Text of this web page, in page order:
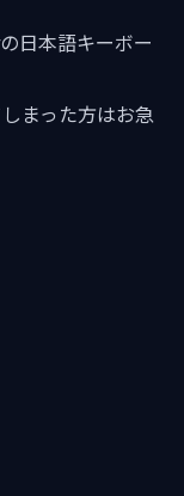
日本語キーボー
まった方はお急